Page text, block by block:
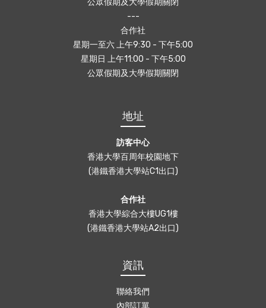
公眾假期及大學假期關閉
---
合作社
星期一至六 上午9:30 - 下午5:00
星期日 上午11:00 - 下午5:00
公眾假期及大學假期關閉
地址
訪客中心
香港大學百周年校園地下
(港鐵香港大學站C1出口)
合作社
香港大學綜合大樓UG1樓
(港鐵香港大學站A2出口)
資訊
聯絡我們